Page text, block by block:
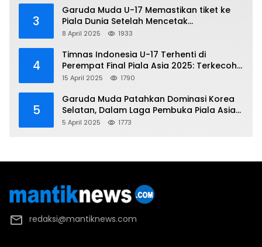
3
Garuda Muda U-17 Memastikan tiket ke
Piala Dunia Setelah Mencetak
Kemenangan Gemilang atas Yaman 4-1 di
8 April 2025 1933
4
Timnas Indonesia U-17 Terhenti di
Perempat Final Piala Asia 2025: Terkecoh
Korea Utara
15 April 2025 1790
5
Garuda Muda Patahkan Dominasi Korea
Selatan, Dalam Laga Pembuka Piala Asia
2025 U-17
5 April 2025 1773
redaksi@mantiknews.com